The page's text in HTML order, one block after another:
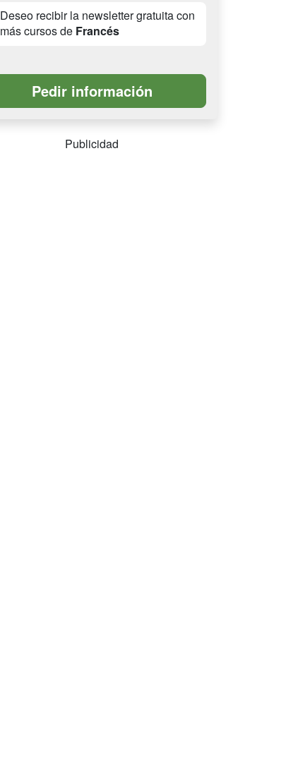
Deseo recibir la newsletter gratuita con
más cursos de Francés
Publicidad